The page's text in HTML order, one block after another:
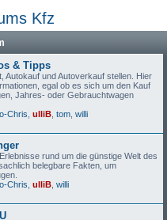
Kfz
& Tipps
Autokauf und Autoverkauf stellen. Hier
egal ob es sich um den Kauf
Jahres- oder Gebrauchtwagen
Chris ulliB tom willi
rund um die günstige Welt des
belegbare Fakten, um
Chris ulliB willi